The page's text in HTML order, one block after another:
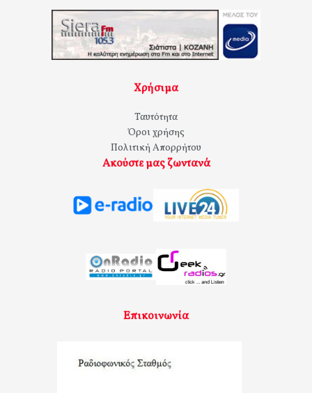
Χρήσιμα
Ταυτότητα
Όροι χρήσης
Πολιτική Απορρήτου
Ακούστε μας ζωντανά
Επικοινωνία